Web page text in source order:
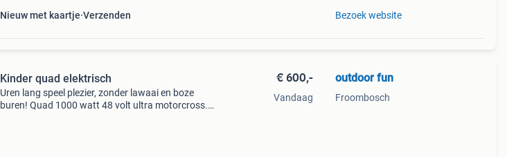
Nieuw met kaartje Verzenden Bezoek website
Kinder quad elektrisch
Uren lang speel plezier, zonder lawaai en boze
buren! Quad 1000 watt 48 volt ultra motorcross.
€ 600,-
Vandaag
outdoor fun
Froombosch